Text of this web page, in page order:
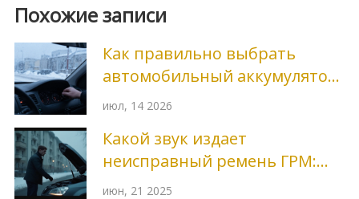
Похожие записи
Как правильно выбрать
автомобильный аккумулятор:
полный гид по
июл, 14 2026
Какой звук издает
неисправный ремень ГРМ:
распознаём проблему
июн, 21 2025